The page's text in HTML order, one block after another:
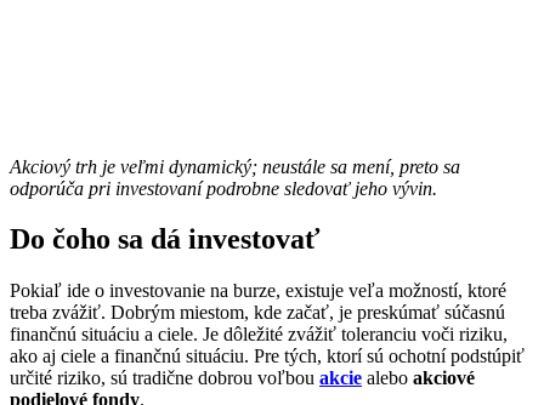
Akciový trh je veľmi dynamický; neustále sa mení, preto sa
odporúča pri investovaní podrobne sledovať jeho vývin.
Do čoho sa dá investovať
Pokiaľ ide o investovanie na burze, existuje veľa možností, ktoré
treba zvážiť. Dobrým miestom, kde začať, je preskúmať súčasnú
finančnú situáciu a ciele. Je dôležité zvážiť toleranciu voči riziku,
ako aj ciele a finančnú situáciu. Pre tých, ktorí sú ochotní podstúpiť
určité riziko, sú tradične dobrou voľbou akcie alebo akciové
podielové fondy.